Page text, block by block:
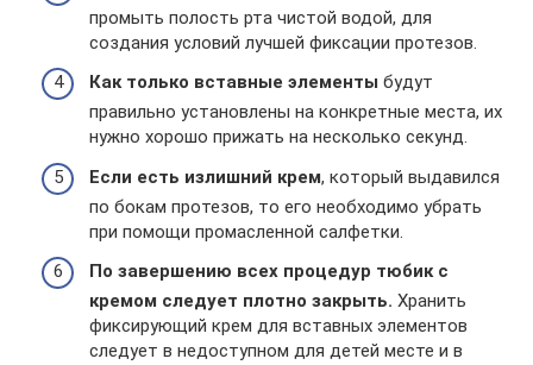
промыть полость рта чистой водой, для
создания условий лучшей фиксации протезов.
Как только вставные элементы будут
правильно установлены на конкретные места, их
нужно хорошо прижать на несколько секунд.
Если есть излишний крем, который выдавился
по бокам протезов, то его необходимо убрать
при помощи промасленной салфетки.
По завершению всех процедур тюбик с
кремом следует плотно закрыть. Хранить
фиксирующий крем для вставных элементов
следует в недоступном для детей месте и в